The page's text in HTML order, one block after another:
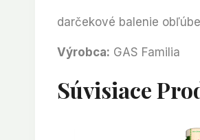
darčekové balenie
Výrobca: GAS Familia
Súvisiace